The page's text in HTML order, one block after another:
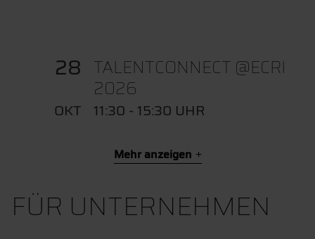
28 TALENTCONNECT @ECRI
2026
OKT 11:30 - 15:30 UHR
Mehr anzeigen
FÜR UNTERNEHMEN